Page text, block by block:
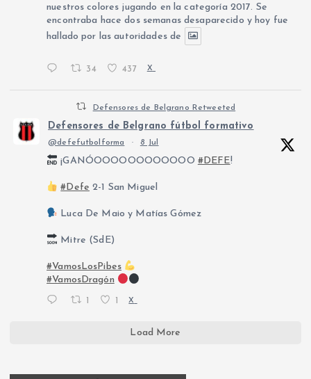
nuestros colores jugando en la categoría 2017. Se
encontraba hace dos semanas desaparecido y hoy fue
hallado por las autoridades de
34 437 X
Defensores de Belgrano Retweeted
Defensores de Belgrano fútbol formativo
@defefutbolforma · 8 Jul
¡GANÓOOOOOOOOOOOO #DEFE!
#Defe 2-1 San Miguel
Luca De Maio y Matías Gómez
Mitre (SdE)
#VamosLosPibes
#VamosDragón
X
Load More